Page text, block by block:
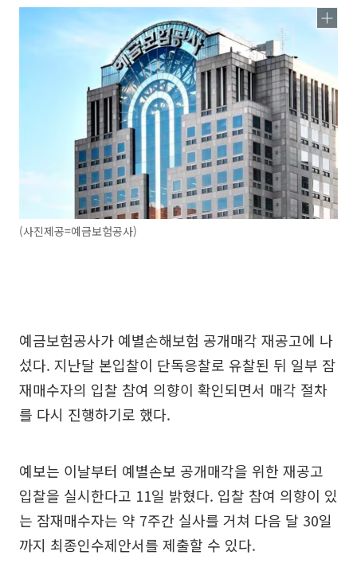
(사진제공=예금보험공사)
예금보험공사가 예별손해보험 공개매각 재공고에 나
섰다. 지난달 본입찰이 단독응찰로 유찰된 뒤 일부 잠
재매수자의 입찰 참여 의향이 확인되면서 매각 절차
를 다시 진행하기로 했다.
예보는 이날부터 예별손보 공개매각을 위한 재공고
입찰을 실시한다고 11일 밝혔다. 입찰 참여 의향이 있
는 잠재매수자는 약 7주간 실사를 거쳐 다음 달 30일
까지 최종인수제안서를 제출할 수 있다.